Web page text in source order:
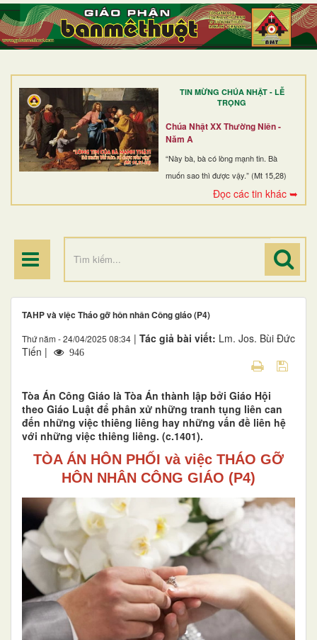
TIN MỪNG CHÚA NHẬT - LỄ
TRỌNG
Chúa Nhật XX Thường Niên -
Năm A
“Này bà, bà có lòng mạnh tin. Bà
muốn sao thì được vậy.” (Mt 15,28)
Đọc các tin khác ➥
TRANG NHẤT
GIỚI THIỆU
DÒNG TU
BAN MỤC VỤ
ĐOÀN THỂ CG
ĐIỂM HÀNH HƯƠNG
TAHP và việc Tháo gỡ hôn nhân Công giáo (P4)
Thứ năm - 24/04/2025 08:34 | Tác giả bài viết: Lm. Jos. Bùi Đức
Tiến |
946
Tòa Án Công Giáo là Tòa Án thành lập bởi Giáo Hội
theo Giáo Luật để phân xử những tranh tụng liên can
đến những việc thiêng liêng hay những vấn đề liên hệ
với những việc thiêng liêng. (c.1401).
TÒA ÁN HÔN PHỐI và việc THÁO GỠ
HÔN NHÂN CÔNG GIÁO (P4)